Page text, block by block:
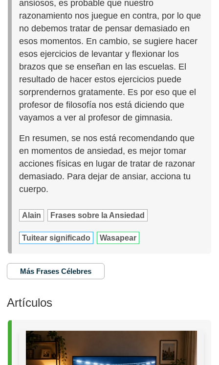
ansiosos, es probable que nuestro
razonamiento nos juegue en contra, por lo que
no debemos tratar de pensar demasiado en
esos momentos. En cambio, se sugiere hacer
esos ejercicios de levantar y flexionar los
brazos que se enseñan en las escuelas. El
resultado de hacer estos ejercicios puede
sorprendernos gratamente. Es por eso que el
profesor de filosofía nos está diciendo que
vayamos a ver al profesor de gimnasia.
En resumen, se nos está recomendando que
en momentos de ansiedad, es mejor tomar
acciones físicas en lugar de tratar de razonar
demasiado. Para dejar de ansiar, acciona tu
cuerpo.
Alain Frases sobre la Ansiedad
Tuitear significado Wasapear
Más Frases Célebres
Artículos